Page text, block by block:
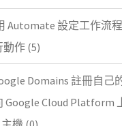
Automate 設定工作流
動作 (5)
Domains 註冊自己
Google Cloud Platform